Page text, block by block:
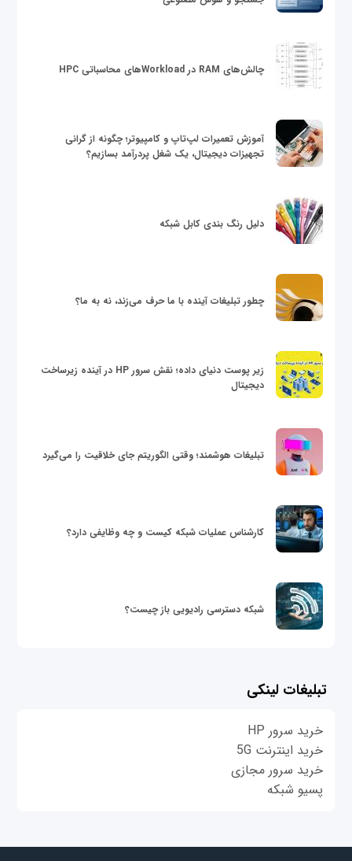
چالش‌های RAM در Workloadهای محاسباتی HPC
آموزش تعمیرات لپ‌تاپ و کامپیوتر؛ چگونه از گرانی
تجهیزات دیجیتال، یک شغل پردرآمد بسازیم؟
دلیل رنگ بندی کابل شبکه
چطور تبلیغات آینده با ما حرف می‌زند، نه به ما؟
زیر پوست دنیای داده؛ نقش سرور HP در آینده زیرساخت
دیجیتال
تبلیغات هوشمند؛ وقتی الگوریتم جای خلاقیت را می‌گیرد
کارشناس عملیات شبکه کیست و چه وظایفی دارد؟
شبکه دسترسی رادیویی باز چیست؟
تبلیغات لینکی
خرید سرور HP
خرید اینترنت 5G
خرید سرور مجازی
پسیو شبکه